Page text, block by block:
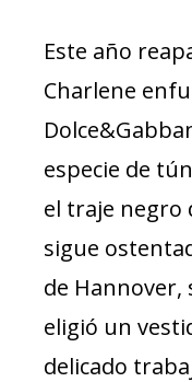
Este año
Charlene
especie de
el traje negro
sigue
de Hannover,
eligió un
delicado